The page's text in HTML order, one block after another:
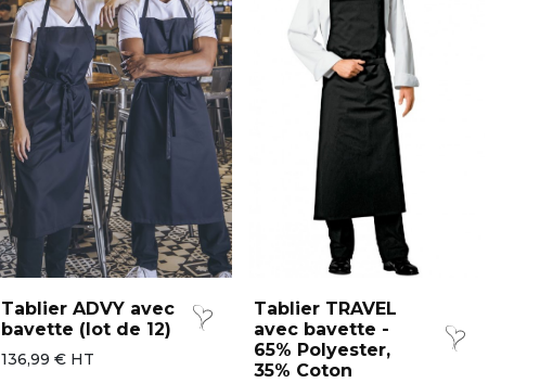
Tablier ADVY avec
bavette (lot de 12)
136,99 € HT
Tablier TRAVEL
avec bavette -
65% Polyester,
35% Coton